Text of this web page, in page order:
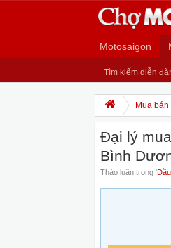
Motosaigon
Tìm kiếm diễn
Mua
Đại lý
Bình
Thảo luận trong '